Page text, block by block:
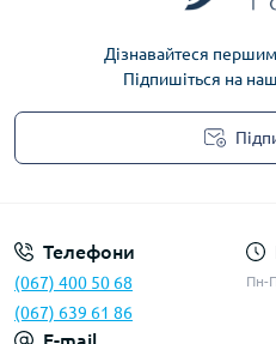
Дізнавайтеся
Підпишіться на
Телефони
(067) 400 50 68
(067) 639 61 86
Пн-